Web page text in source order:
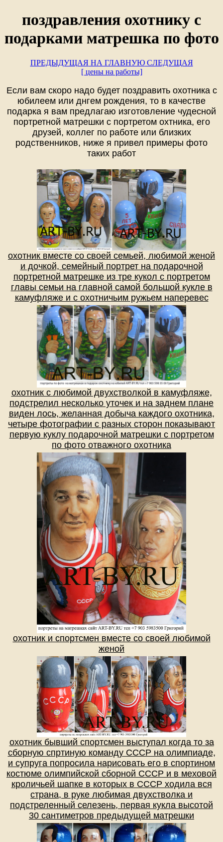
поздравления охотнику с
подарками матрешка по фото
ПРЕДЫДУЩАЯ НА ГЛАВНУЮСЛЕДУЩАЯ
[ цены на работы]
Если вам скоро надо будет поздравить охотника с
юбилеем или днгем рождения, то в качестве
подарка я вам предлагаю изготовление чудесной
портретной матрешки с портретом охтника, его
друзей, коллег по работе или близких
родственников, ниже я привел примеры фото
таких работ
охотник вместе со своей семьей, любимой женой
и дочкой, семейный портрет на подарочной
портретной матрешке из тре кукол с портретом
главы семьи на главной самой большой кукле в
камуфляже и с охотничьим ружьем наперевес
охотник с любимой двухстволкой в камуфляже,
подстрелил несколько уточек и на заднем плане
виден лось, желанная добыча каждого охотника,
четыре фотографии с разных сторон показывают
первую куклу подарочной матрешки с портретом
по фото отважного охотника
охотник и спортсмен вместе со своей любимой
женой
охотник бывший спортсмен выступал когда то за
сборную спртиную команду СССР на олимпиаде,
и супруга попросила нарисовать его в спортином
костюме олимпийской сборной СССР и в меховой
кроличьей шапке в которых в СССР ходила вся
страна, в руке любимая двухстволка и
подстреленный селезень, первая кукла высотой
30 сантиметров предыдущей матрешки